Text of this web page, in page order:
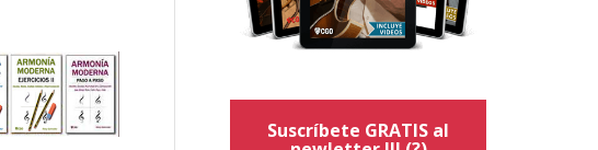
Suscríbete GRATIS al